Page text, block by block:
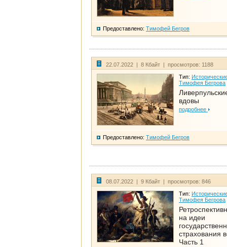
Предоставлено: Тимофей Бегров
22.07.2022 | 8 Кбайт | просмотров: 1188
Тип:
Тимофея Бегрова
вдовы
подробнее
Предоставлено: Тимофей Бегров
08.07.2022 | 9 Кбайт | просмотров: 846
Тип:
Тимофея Бегрова
на идеи
страхования
Часть 1